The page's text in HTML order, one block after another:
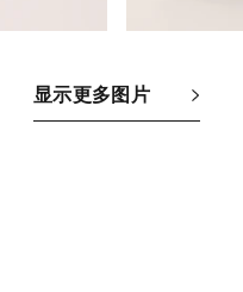
显示更多图片